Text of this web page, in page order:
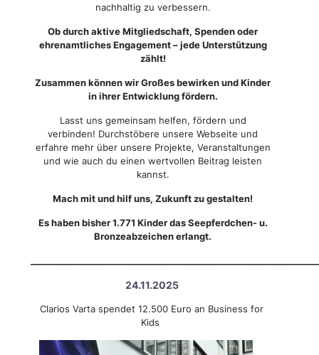
nachhaltig zu verbessern.
Ob durch aktive Mitgliedschaft, Spenden oder
ehrenamtliches Engagement – jede Unterstützung
zählt!
Zusammen können wir Großes bewirken und Kinder
in ihrer Entwicklung fördern.
Lasst uns gemeinsam helfen, fördern und
verbinden! Durchstöbere unsere Webseite und
erfahre mehr über unsere Projekte, Veranstaltungen
und wie auch du einen wertvollen Beitrag leisten
kannst.
Mach mit und hilf uns, Zukunft zu gestalten!
Es haben bisher 1.771 Kinder das Seepferdchen- u.
Bronzeabzeichen erlangt.
24.11.2025
Clarios Varta spendet 12.500 Euro an Business for
Kids